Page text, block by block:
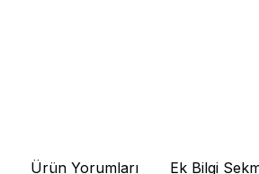
Ürün Yorumları Ek Bilgi